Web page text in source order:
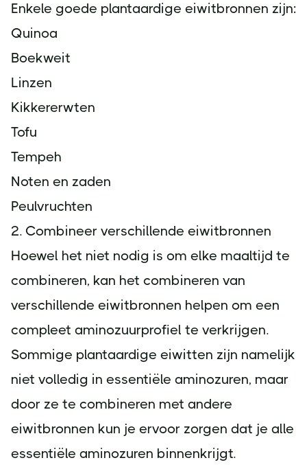
Enkele goede plantaardige eiwitbronnen zijn:
Quinoa
Boekweit
Linzen
Kikkererwten
Tofu
Tempeh
Noten en zaden
Peulvruchten
2. Combineer verschillende eiwitbronnen
Hoewel het niet nodig is om elke maaltijd te
combineren, kan het combineren van
verschillende eiwitbronnen helpen om een
compleet aminozuurprofiel te verkrijgen.
Sommige plantaardige eiwitten zijn namelijk
niet volledig in essentiële aminozuren, maar
door ze te combineren met andere
eiwitbronnen kun je ervoor zorgen dat je alle
essentiële aminozuren binnenkrijgt.